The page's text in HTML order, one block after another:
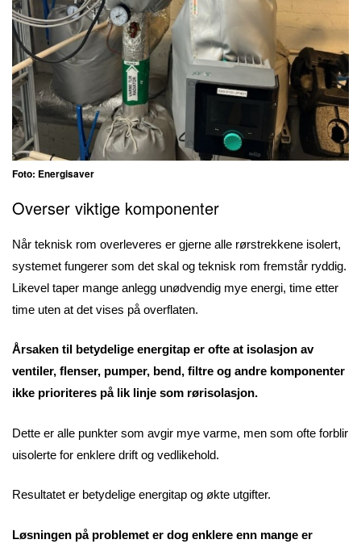
Foto: Energisaver
Overser viktige komponenter
Når teknisk rom overleveres er gjerne alle rørstrekkene isolert,
systemet fungerer som det skal og teknisk rom fremstår ryddig.
Likevel taper mange anlegg unødvendig mye energi, time etter
time uten at det vises på overflaten.
Årsaken til betydelige energitap er ofte at isolasjon av
ventiler, flenser, pumper, bend, filtre og andre komponenter
ikke prioriteres på lik linje som rørisolasjon.
Dette er alle punkter som avgir mye varme, men som ofte forblir
uisolerte for enklere drift og vedlikehold.
Resultatet er betydelige energitap og økte utgifter.
Løsningen på problemet er dog enklere enn mange er